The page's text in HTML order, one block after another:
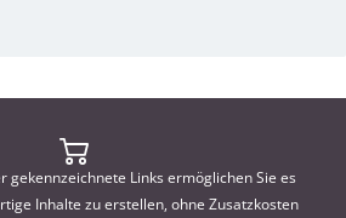
gekennzeichnete Links ermöglichen Sie es
Inhalte zu erstellen, ohne Zusatzkosten